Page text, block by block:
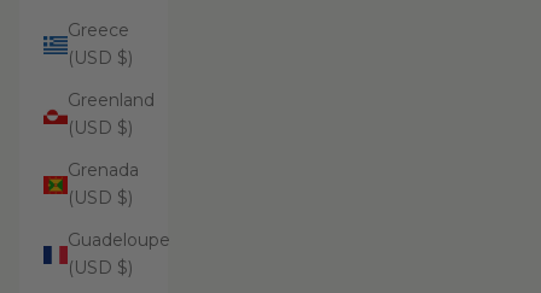
Greece
(USD $)
Greenland
(USD $)
Grenada
(USD $)
Guadeloupe
(USD $)